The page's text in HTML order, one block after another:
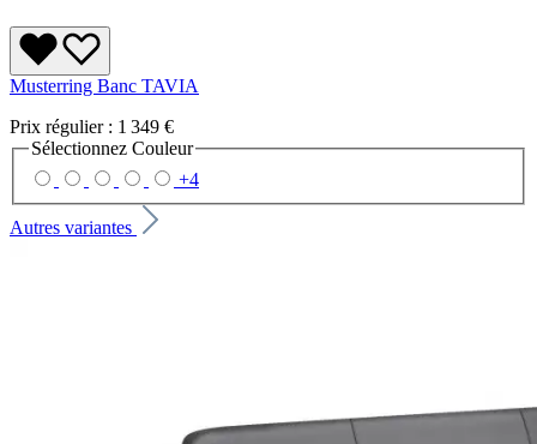
Musterring Banc TAVIA
Prix régulier : 1 349 €
Sélectionnez Couleur
+4
Autres variantes